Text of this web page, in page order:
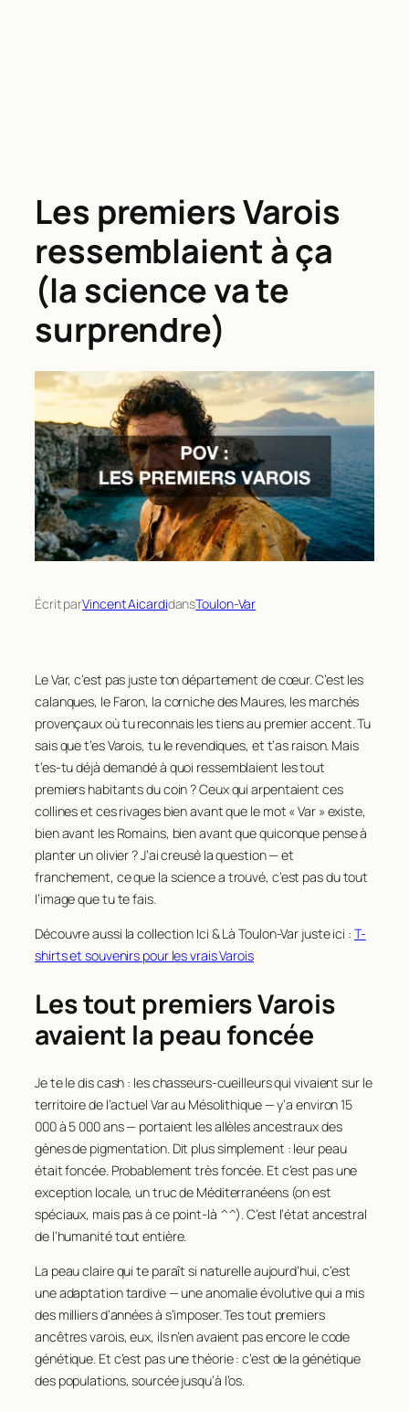
Les premiers Varois
ressemblaient à ça
(la science va te
surprendre)
Écrit parVincent AicardidansToulon-Var
Le Var, c’est pas juste ton département de cœur. C’est les
calanques, le Faron, la corniche des Maures, les marchés
provençaux où tu reconnais les tiens au premier accent. Tu
sais que t’es Varois, tu le revendiques, et t’as raison. Mais
t’es-tu déjà demandé à quoi ressemblaient les tout
premiers habitants du coin ? Ceux qui arpentaient ces
collines et ces rivages bien avant que le mot « Var » existe,
bien avant les Romains, bien avant que quiconque pense à
planter un olivier ? J’ai creusé la question — et
franchement, ce que la science a trouvé, c’est pas du tout
l’image que tu te fais.
Découvre aussi la collection Ici & Là Toulon-Var juste ici : T-
shirts et souvenirs pour les vrais Varois
Les tout premiers Varois
avaient la peau foncée
Je te le dis cash : les chasseurs-cueilleurs qui vivaient sur le
territoire de l’actuel Var au Mésolithique — y’a environ 15
000 à 5 000 ans — portaient les allèles ancestraux des
gènes de pigmentation. Dit plus simplement : leur peau
était foncée. Probablement très foncée. Et c’est pas une
exception locale, un truc de Méditerranéens (on est
spéciaux, mais pas à ce point-là ^^). C’est l’état ancestral
de l’humanité tout entière.
La peau claire qui te paraît si naturelle aujourd’hui, c’est
une adaptation tardive — une anomalie évolutive qui a mis
des milliers d’années à s’imposer. Tes tout premiers
ancêtres varois, eux, ils n’en avaient pas encore le code
génétique. Et c’est pas une théorie : c’est de la génétique
des populations, sourcée jusqu’à l’os.